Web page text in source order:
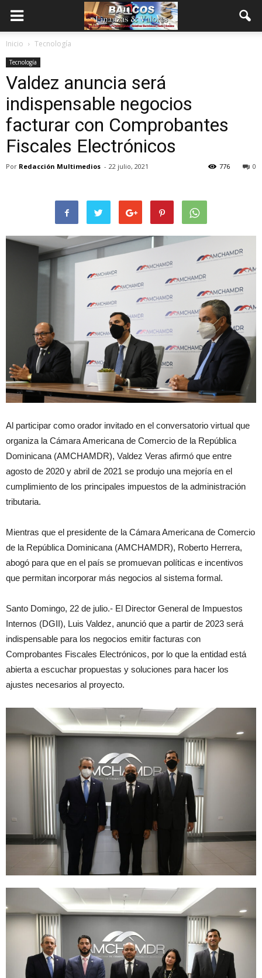
Inicio Tecnología
Tecnología
Valdez anuncia será
indispensable negocios
facturar con Comprobantes
Fiscales Electrónicos
Por Redacción Multimedios - 22 julio, 2021 0
776
Al participar como orador invitado en el conversatorio virtual que
organiza la Cámara Americana de Comercio de la República
Dominicana (AMCHAMDR), Valdez Veras afirmó que entre
agosto de 2020 y abril de 2021 se produjo una mejoría en el
cumplimiento de los principales impuestos de la administración
tributaria.
Mientras que el presidente de la Cámara Americana de Comercio
de la República Dominicana (AMCHAMDR), Roberto Herrera,
abogó para que en el país se promuevan políticas e incentivos
que permitan incorporar más negocios al sistema formal.
Santo Domingo, 22 de julio.- El Director General de Impuestos
Internos (DGII), Luis Valdez, anunció que a partir de 2023 será
indispensable para los negocios emitir facturas con
Comprobantes Fiscales Electrónicos, por lo que la entidad está
abierta a escuchar propuestas y soluciones para hacer los
ajustes necesarios al proyecto.